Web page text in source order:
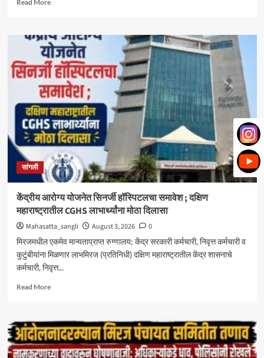
Read More
मिरज
पंचायत
समितीत
महायुतीचा
झेंडा;
सभापतीपदी
राणी
भोरे,
उपसभापतीपदी
ललिता
शेजूळ
बिनविरोध
सांगली
केंद्रीय आरोग्य योजनेत सिनर्जी हॉस्पिटलचा समावेश ; दक्षिण
महाराष्ट्रातील CGHS लाभार्थ्यांना मोठा दिलासा
Mahasatta_sangli August 3, 2026
0
मिरजमधील एकमेव मान्यताप्राप्त रुग्णालय; केंद्र सरकारी कर्मचारी, निवृत्त कर्मचारी व
कुटुंबीयांना मिळणार लाभमिरज (प्रतिनिधी) दक्षिण महाराष्ट्रातील केंद्र शासनाचे
कर्मचारी, निवृत्त...
Read MoreRead
केंद्रीय
आरोग्य
योजनेत
सिनर्जी